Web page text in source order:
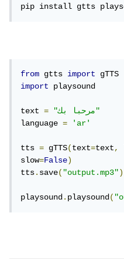
pip install gtts
from gtts import
import
playsound
text =
"مرحبا بك"
language = 'ar'
tts = gTTS(text=text,
slow=False)
tts.save("output.mp3")
playsound.playsound(